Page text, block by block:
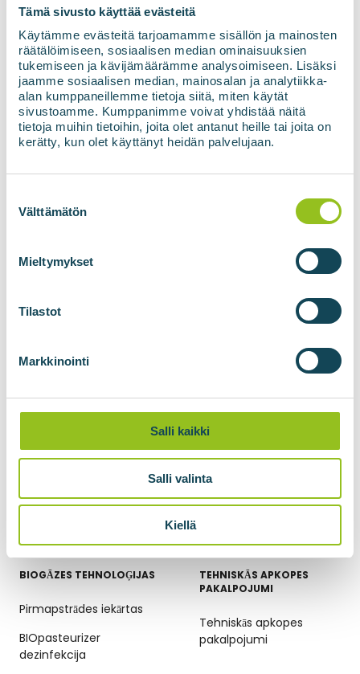
Tämä sivusto käyttää evästeitä
Käytämme evästeitä tarjoamamme sisällön ja mainosten
räätälöimiseen, sosiaalisen median ominaisuuksien
tukemiseen ja kävijämäärämme analysoimiseen. Lisäksi
jaamme sosiaalisen median, mainosalan ja analytiikka-
alan kumppaneillemme tietoja siitä, miten käytät
sivustoamme. Kumppanimme voivat yhdistää näitä
tietoja muihin tietoihin, joita olet antanut heille tai joita on
kerätty, kun olet käyttänyt heidän palvelujaan.
valinta
Välttämätön
Mieltymykset
Tilastot
Markkinointi
Salli kaikki
Salli valinta
Kiellä
Piekrišana*
Es piekrītu savu datu izmantošanai
saskaņā ar konfidencialitātes politiku.
Abonēt jaunumus
BIOGĀZES RAŽOTNES
BIOupgrade gāzes
savienojuma konteiners
BIOlogistic gāzes
pārvades konteineri
Biometāna sašķidrināšana
BIOšķidrinātājs oglekļa
BIOGĀZES TEHNOLOĢIJAS
Pirmapstrādes iekārtas
BIOpasteurizer
dezinfekcija
TEHNISKĀS APKOPES
PAKALPOJUMI
Tehniskās apkopes
pakalpojumi